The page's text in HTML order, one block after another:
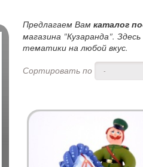
Предлагаем Вам каталог
магазина "Кузаранда".
тематики на любой вкус.
Сортировать по
-